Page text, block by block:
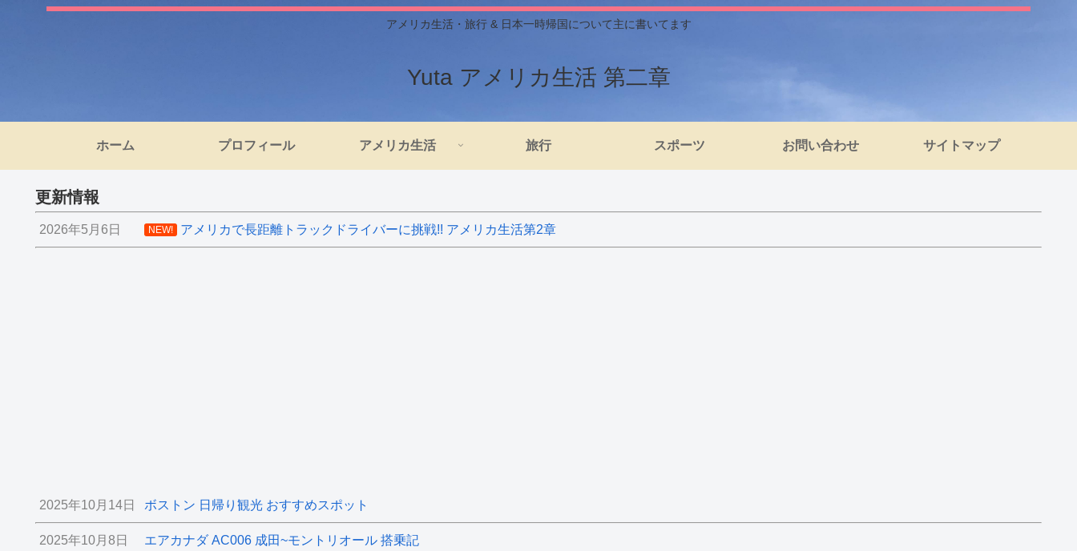
アメリカ生活・旅行 & 日本一時帰国について主に書いてます
Yuta アメリカ生活 第二章
ホーム プロフィール アメリカ生活 旅行 スポーツ お問い合わせ サイトマップ
更新情報
2026年5月6日 NEW! アメリカで長距離トラックドライバーに挑戦!! アメリカ生活第2章
2025年10月14日 ボストン 日帰り観光 おすすめスポット
2025年10月8日 エアカナダ AC006 成田~モントリオール 搭乗記